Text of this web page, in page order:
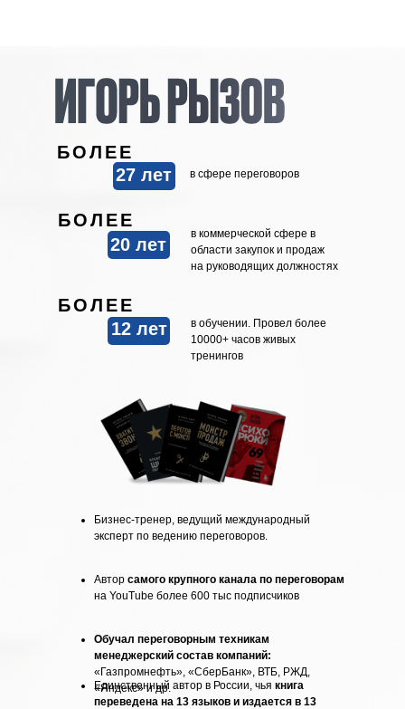
27 лет
БОЛЕЕ
в сфере переговоров
20 лет
БОЛЕЕ
в коммерческой сфере в
области закупок и продаж
на руководящих должностях
12 лет
БОЛЕЕ
в обучении. Провел более
10000+ часов живых
тренингов
Бизнес-тренер, ведущий международный
эксперт по ведению переговоров.
Автор самого крупного канала по переговорам
на YouTube более 600 тыс подписчиков
Обучал переговорным техникам
менеджерский состав компаний:
«Газпромнефть», «СберБанк», ВТБ, РЖД,
«Яндекс» и др.
Единственный автор в России, чья книга
переведена на 13 языков и издается в 13